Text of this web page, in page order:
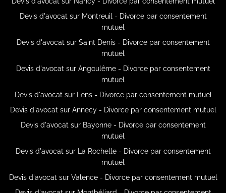
Devis d'avocat sur Montreuil - Divorce par consentement
mutuel
Devis d'avocat sur Saint Denis - Divorce par consentement
mutuel
Devis d'avocat sur Angoulême - Divorce par consentement
mutuel
Devis d'avocat sur Lens - Divorce par consentement mutuel
Devis d'avocat sur Annecy - Divorce par consentement mutuel
Devis d'avocat sur Bayonne - Divorce par consentement
mutuel
Devis d'avocat sur La Rochelle - Divorce par consentement
mutuel
Devis d'avocat sur Valence - Divorce par consentement mutuel